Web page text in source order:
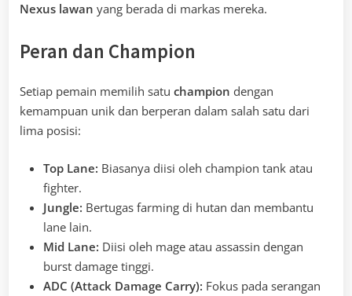
Nexus lawan yang berada di markas mereka.
Peran dan Champion
Setiap pemain memilih satu champion dengan
kemampuan unik dan berperan dalam salah satu dari
lima posisi:
Top Lane: Biasanya diisi oleh champion tank atau
fighter.
Jungle: Bertugas farming di hutan dan membantu
lane lain.
Mid Lane: Diisi oleh mage atau assassin dengan
burst damage tinggi.
ADC (Attack Damage Carry): Fokus pada serangan